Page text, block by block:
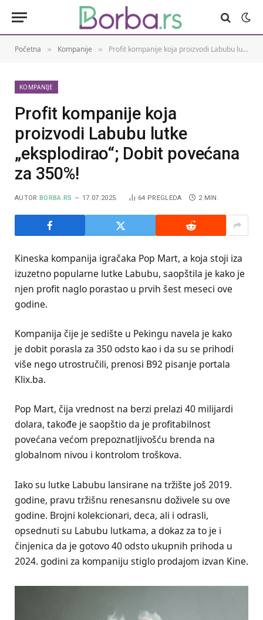
Početna » Kompanije » Profit kompanije koja proizvodi Labubu lutke „eksplodirao“; Dobit povećana za 350%!
KOMPANIJE
Profit kompanije koja
proizvodi Labubu lutke
„eksplodirao“; Dobit povećana
za 350%!
AUTOR BORBA.RS 17.07.2025. 64 PREGLEDA 2 MIN.
Kineska kompanija igračaka Pop Mart, a koja stoji iza
izuzetno popularne lutke Labubu, saopštila je kako je
njen profit naglo porastao u prvih šest meseci ove
godine.
Kompanija čije je sedište u Pekingu navela je kako
je dobit porasla za 350 odsto kao i da su se prihodi
više nego utrostručili, prenosi B92 pisanje portala
Klix.ba.
Pop Mart, čija vrednost na berzi prelazi 40 milijardi
dolara, takođe je saopštio da je profitabilnost
povećana većom prepoznatljivošću brenda na
globalnom nivou i kontrolom troškova.
Iako su lutke Labubu lansirane na tržište još 2019.
godine, pravu tržišnu renesansnu doživele su ove
godine. Brojni kolekcionari, deca, ali i odrasli,
opsednuti su Labubu lutkama, a dokaz za to je i
činjenica da je gotovo 40 odsto ukupnih prihoda u
2024. godini za kompaniju stiglo prodajom izvan Kine.